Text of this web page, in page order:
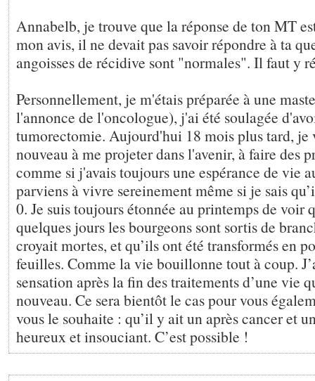
Annabelb, je trouve que la réponse de ton MT
mon avis, il ne devait pas savoir répondre à ta
angoisses de récidive sont "normales". Il faut y
Personnellement, je m'étais préparée à une
l'annonce de l'oncologue), j'ai été soulagée
tumorectomie. Aujourd'hui 18 mois plus tard, je
nouveau à me projeter dans l'avenir, à faire des
comme si j'avais toujours une espérance de vie
parviens à vivre sereinement même si je sais
0. Je suis toujours étonnée au printemps de voir
quelques jours les bourgeons sont sortis de
croyait mortes, et qu’ils ont été transformés en
feuilles. Comme la vie bouillonne tout à coup.
sensation après la fin des traitements d’une vie
nouveau. Ce sera bientôt le cas pour vous
vous le souhaite : qu’il y ait un après cancer et
heureux et insouciant. C’est possible !